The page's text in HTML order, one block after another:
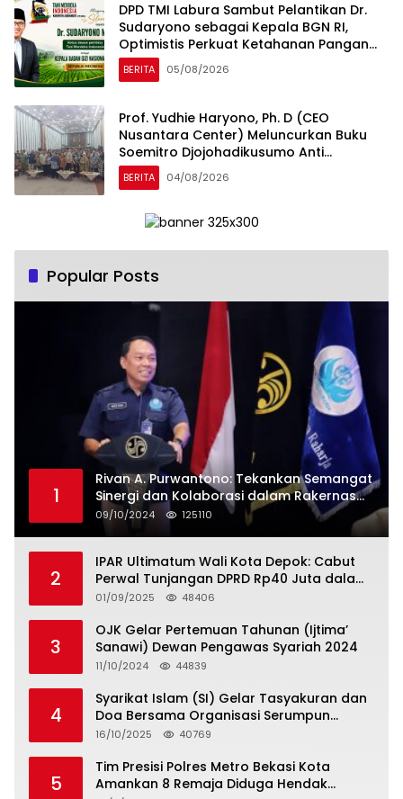
DPD TMI Labura Sambut Pelantikan Dr.
Sudaryono sebagai Kepala BGN RI,
Optimistis Perkuat Ketahanan Pangan
dan Gizi Nasional
BERITA 05/08/2026
Prof. Yudhie Haryono, Ph. D (CEO
Nusantara Center) Meluncurkan Buku
Soemitro Djojohadikusumo Anti
Penjajahan yang dirangkaikan dengan
Simposium Nasional bertema “Urgensi
Nasional dan Kesejahteraan Sosial
Emas 2045”
BERITA 04/08/2026
Popular Posts
1
Rivan A. Purwantono: Tekankan Semangat
Sinergi dan Kolaborasi dalam Rakernas
Serikat Pekerja Jasa Raharja
09/10/2024 125110
2
IPAR Ultimatum Wali Kota Depok: Cabut
Perwal Tunjangan DPRD Rp40 Juta dalam
5 Hari atau Hadapi Aksi Rakyat
01/09/2025 48406
3
OJK Gelar Pertemuan Tahunan (Ijtima’
Sanawi) Dewan Pengawas Syariah 2024
11/10/2024 44839
4
Syarikat Islam (SI) Gelar Tasyakuran dan
Doa Bersama Organisasi Serumpun
Syarikat Islam Doa
16/10/2025 40769
5
Tim Presisi Polres Metro Bekasi Kota
Amankan 8 Remaja Diduga Hendak